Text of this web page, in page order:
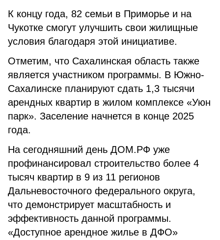
К концу года, 82 семьи в Приморье и на
Чукотке смогут улучшить свои жилищные
условия благодаря этой инициативе.
Отметим, что Сахалинская область также
является участником программы. В Южно-
Сахалинске планируют сдать 1,3 тысячи
арендных квартир в жилом комплексе «Уюн
парк». Заселение начнется в конце 2025
года.
На сегодняшний день ДОМ.РФ уже
профинансировал строительство более 4
тысяч квартир в 9 из 11 регионов
Дальневосточного федерального округа,
что демонстрирует масштабность и
эффективность данной программы.
«Доступное арендное жилье в ДФО»